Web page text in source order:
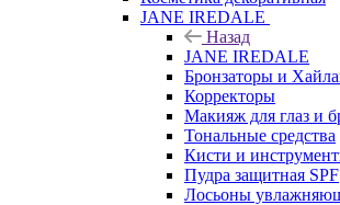
JANE IREDALE
Назад
JANE IREDALE
Бронзаторы и
Корректоры
Макияж для глаз и
Тональные средства
Кисти и
Пудра защитная SPF
Лосьоны